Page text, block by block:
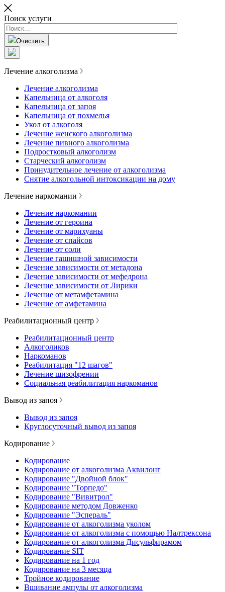
Поиск услуги
Очистить
Лечение алкоголизма
Лечение алкоголизма
Капельница от алкоголя
Капельница от запоя
Капельница от похмелья
Укол от алкоголя
Лечение женского алкоголизма
Лечение пивного алкоголизма
Подростковый алкоголизм
Старческий алкоголизм
Принудительное лечение от алкоголизма
Снятие алкогольной интоксикации на дому
Лечение наркомании
Лечение наркомании
Лечение от героина
Лечение от марихуаны
Лечение от спайсов
Лечение от соли
Лечение гашишной зависимости
Лечение зависимости от метадона
Лечение зависимости от мефедрона
Лечение зависимости от Лирики
Лечение от метамфетамина
Лечение от амфетамина
Реабилитационный центр
Реабилитационный центр
Алкоголиков
Наркоманов
Реабилитация "12 шагов"
Лечение шизофрении
Социальная реабилитация наркоманов
Вывод из запоя
Вывод из запоя
Круглосуточный вывод из запоя
Кодирование
Кодирование
Кодирование от алкоголизма Аквилонг
Кодирование "Двойной блок"
Кодирование "Торпедо"
Кодирование "Вивитрол"
Кодирование методом Довженко
Кодирование "Эспераль"
Кодирование от алкоголизма уколом
Кодирование от алкоголизма с помощью Налтрексона
Кодирование от алкоголизма Дисульфирамом
Кодирование SIT
Кодирование на 1 год
Кодирование на 3 месяца
Тройное кодирование
Вшивание ампулы от алкоголизма